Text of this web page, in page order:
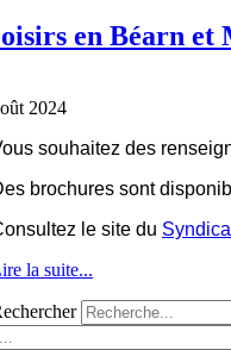
en Béarn et
2024
souhaitez des
brochures sont
le site du
la suite...